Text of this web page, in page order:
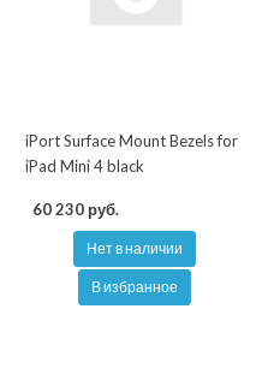
iPort Surface Mount Bezels for
iPad Mini 4 black
60 230 руб.
Нет в наличии
В избранное